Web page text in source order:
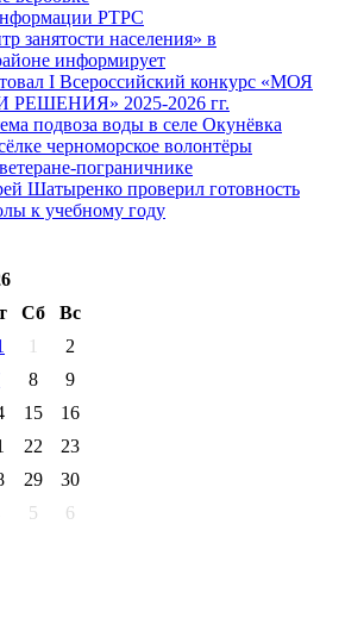
РТРС
занятости населения» в
информирует
I Всероссийский конкурс «МОЯ
2025-2026 гг.
подвоза воды в селе Окунёвка
черноморское волонтёры
пограничнике
Шатыренко проверил готовность
к учебному году
Cб
Вс
1
2
8
9
15
16
22
23
29
30
5
6